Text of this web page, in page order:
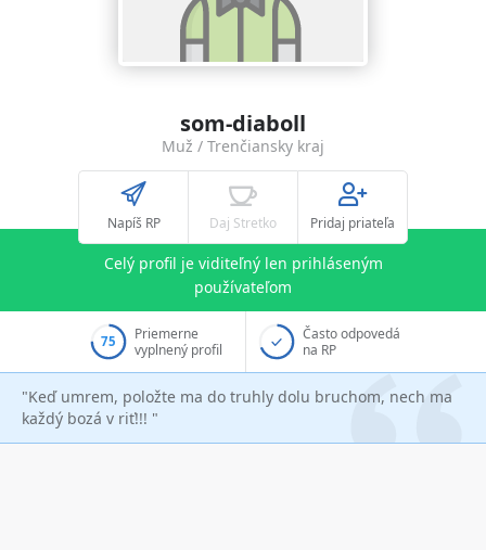
som-diaboll
Muž / Trenčiansky kraj
Napíš RP Daj Stretko Pridaj priateľa
Celý profil je viditeľný len prihláseným
používateľom
75
Priemerne
vyplnený profil
Často odpovedá
na RP
"Keď umrem, položte ma do truhly dolu bruchom, nech ma
každý bozá v riť!!! "